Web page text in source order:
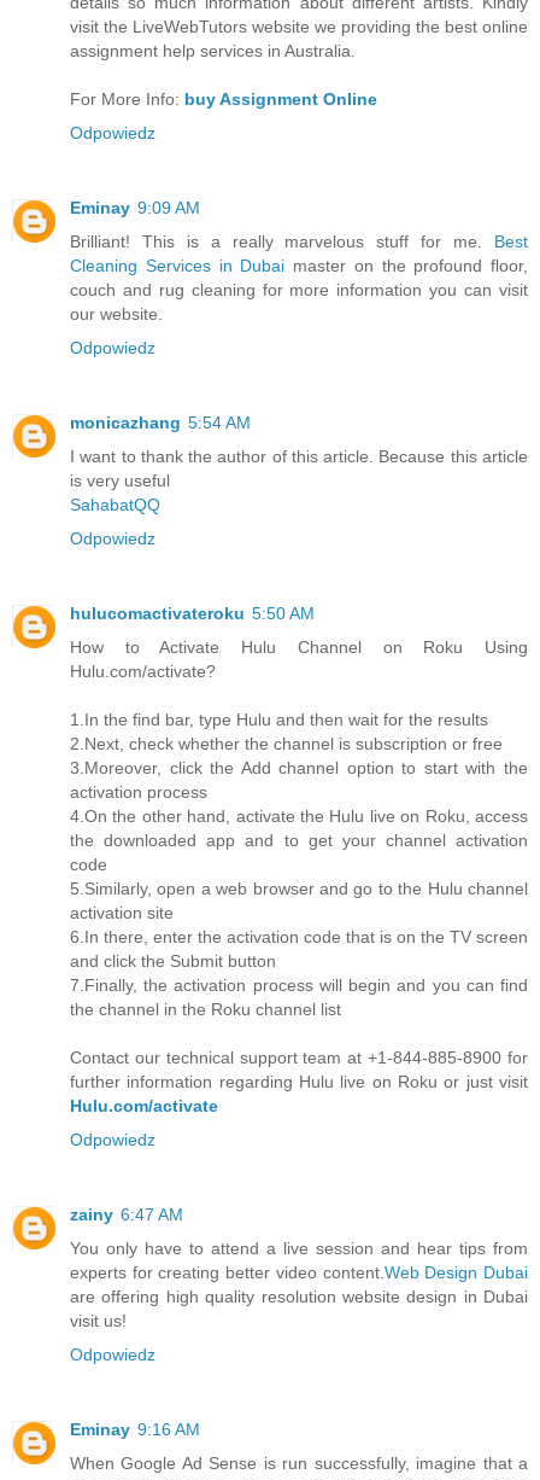
visit the LiveWebTutors website we providing the best online
assignment help services in Australia.
For More Info: buy Assignment Online
Odpowiedz
Eminay 9:09 AM
Brilliant! This is a really marvelous stuff for me. Best
Cleaning Services in Dubai master on the profound floor,
couch and rug cleaning for more information you can visit
our website.
Odpowiedz
monicazhang 5:54 AM
I want to thank the author of this article. Because this article
is very useful
SahabatQQ
Odpowiedz
hulucomactivateroku 5:50 AM
How to Activate Hulu Channel on Roku Using
Hulu.com/activate?
1.In the find bar, type Hulu and then wait for the results
2.Next, check whether the channel is subscription or free
3.Moreover, click the Add channel option to start with the
activation process
4.On the other hand, activate the Hulu live on Roku, access
the downloaded app and to get your channel activation
code
5.Similarly, open a web browser and go to the Hulu channel
activation site
6.In there, enter the activation code that is on the TV screen
and click the Submit button
7.Finally, the activation process will begin and you can find
the channel in the Roku channel list
Contact our technical support team at +1-844-885-8900 for
further information regarding Hulu live on Roku or just visit
Hulu.com/activate
Odpowiedz
zainy 6:47 AM
You only have to attend a live session and hear tips from
experts for creating better video content. Web Design Dubai
are offering high quality resolution website design in Dubai
visit us!
Odpowiedz
Eminay 9:16 AM
When Google Ad Sense is run successfully, imagine that a